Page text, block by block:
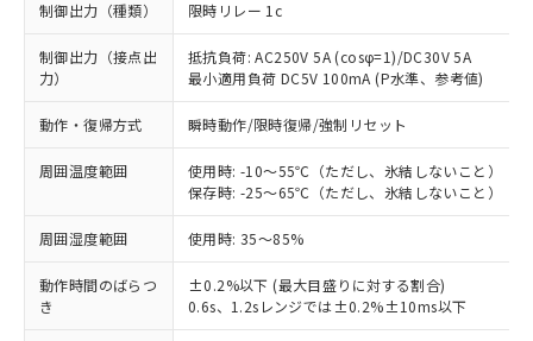
制御出力（種類） 限時リレー 1c
制御出力（接点出
力）
抵抗負荷: AC250V 5A (cosφ=1)/DC30V 5A
最小適用負荷 DC5V 100mA (P水準、参考値)
動作・復帰方式 瞬時動作/限時復帰/強制リセット
周囲温度範囲
使用時: -10～55℃（ただし、氷結しないこと）
保存時: -25～65℃（ただし、氷結しないこと）
周囲湿度範囲 使用時: 35～85%
動作時間のばらつ
き
±0.2%以下 (最大目盛りに対する割合)
0.6s、1.2sレンジでは±0.2%±10ms以下
※1 対応状況